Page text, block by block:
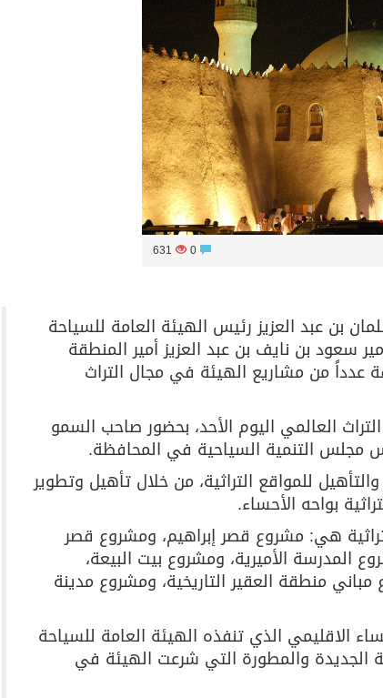
631
بن عبد العزيز رئيس الهيئة العامة للسياحة
سعود بن نايف بن عبد العزيز أمير المنطقة
عدداً من مشاريع الهيئة في مجال التراث
العالمي اليوم الأحد، بحضور صاحب السمو
مجلس التنمية السياحية في المحافظة.
للمواقع التراثية، من خلال تأهيل وتطوير
بواحه الأحساء.
هي: مشروع قصر إبراهيم، ومشروع قصر
الأميرية، ومشروع بيت البيعة،
منطقة العقير التاريخية، ومشروع مدينة
الاقليمي الذي تنفذه الهيئة العامة للسياحة
الجديدة والمطورة التي شرعت الهيئة في